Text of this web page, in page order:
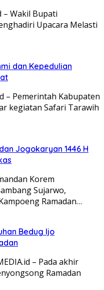
– Wakil Bupati
Upacara Melasti
dan Kepedulian
– Pemerintah Kabupaten
kegiatan Safari Tarawih
Jogokaryan 1446 H
Korem
Sujarwo,
Ramadan…
Bedug Ijo
– Pada akhir
Ramadan